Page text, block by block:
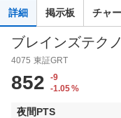
せ
詳細 掲示板 チャ
ブレインズテク
4075 東証GRT
852
-9
-1.05%
夜間PTS